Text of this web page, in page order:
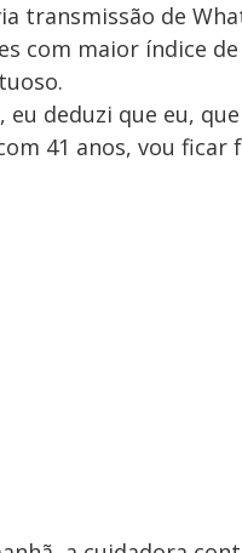
transmissão de
com maior índice
deduzi que eu,
41 anos, vou